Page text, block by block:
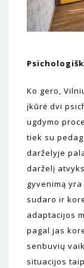
Ko gero,
įkūrė dvi
ugdymo
tiek su
darželyje
darželį
gyvenimą
sudaro ir
adaptacijos
pagal jas
senbuvių
situacijos